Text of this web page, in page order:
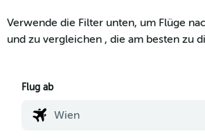
Verwende die Filter unten, um Flüge
und zu vergleichen , die am besten zu
Flug ab